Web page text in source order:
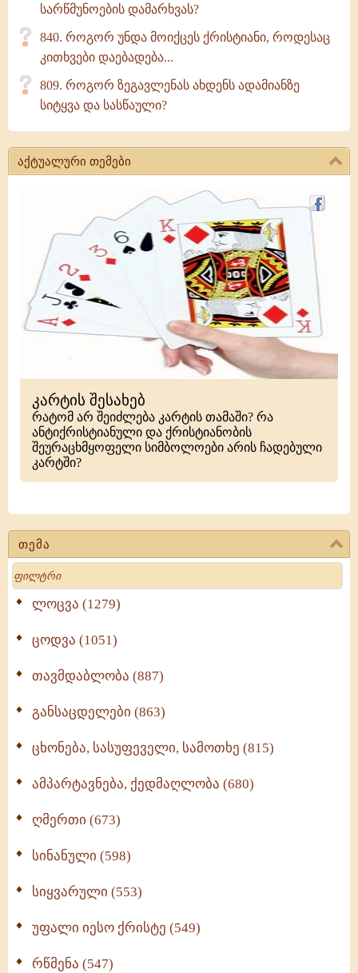
თემა
Search
ლოცვა (1279)
ცოდვა (1051)
თავმდაბლობა (887)
განსაცდელები (863)
ცხონება, სასუფეველი, სამოთხე (815)
ამპარტავნება, ქედმაღლობა (680)
ღმერთი (673)
სინანული (598)
სიყვარული (553)
უფალი იესო ქრისტე (549)
რწმენა (547)
სარწმუნოების დამარხვას?
840. როგორ უნდა მოიქცეს ქრისტიანი, როდესაც
კითხვები დაებადება...
809. როგორ ზეგავლენას ახდენს ადამიანზე
სიტყვა და სასწაული?
აქტუალური თემები
კარტის შესახებ
რატომ არ შეიძლება კარტის თამაში? რა
ანტიქრისტიანული და ქრისტიანობის
შეურაცხმყოფელი სიმბოლოები არის ჩადებული
კარტში?